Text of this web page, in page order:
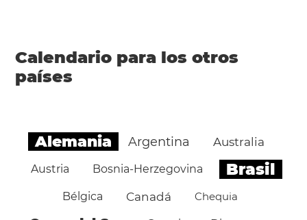
Calendario para los otros
países
Alemania Argentina Australia
Austria Bosnia-Herzegovina Brasil
Bélgica Canadá Chequia